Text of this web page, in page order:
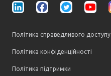
Політика справедливого доступу
Політика конфіденційності
Політика підтримки